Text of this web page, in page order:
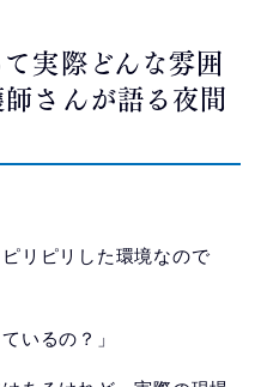
実際どんな雰囲
さんが語る夜間
リピリした環境なので
いるの？」